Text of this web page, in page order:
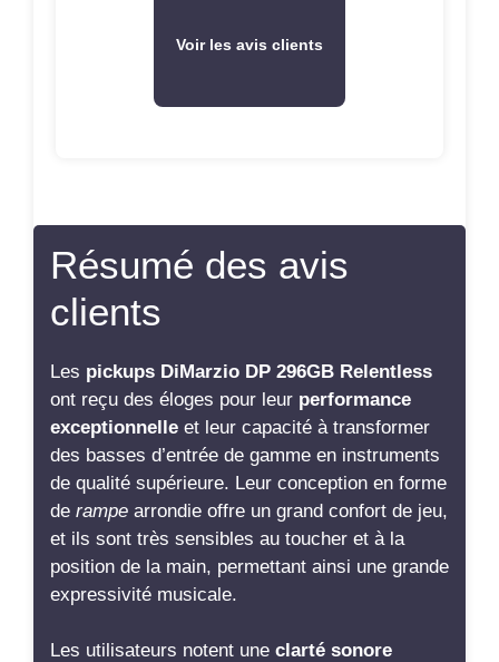
Voir les avis clients
Résumé des avis
clients
Les pickups DiMarzio DP 296GB Relentless
ont reçu des éloges pour leur performance
exceptionnelle et leur capacité à transformer
des basses d’entrée de gamme en instruments
de qualité supérieure. Leur conception en forme
de rampe arrondie offre un grand confort de jeu,
et ils sont très sensibles au toucher et à la
position de la main, permettant ainsi une grande
expressivité musicale.
Les utilisateurs notent une clarté sonore